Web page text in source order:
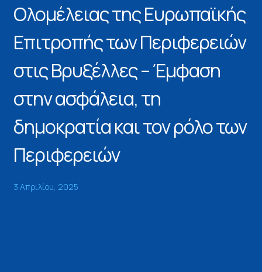
Ολομέλειας της Ευρωπαϊκής
Επιτροπής των Περιφερειών
στις Βρυξέλλες – Έμφαση
στην ασφάλεια, τη
δημοκρατία και τον ρόλο των
Περιφερειών
3 Απριλίου, 2025